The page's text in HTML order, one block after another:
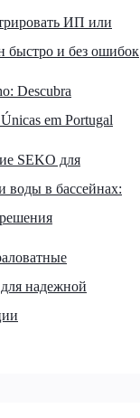
ИП или
и без ошибок
Descubra
em Portugal
SEKO для
воды в бассейнах:
надежной